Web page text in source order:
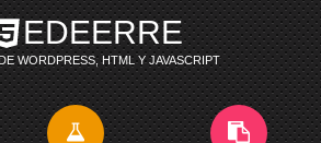
EDEERRE
WORDPRESS, HTML Y JAVASCRIPT